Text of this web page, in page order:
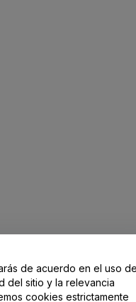
de acuerdo en el uso
del sitio y la relevancia
cookies estrictamente